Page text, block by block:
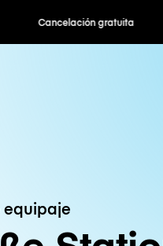
gratuita Tarifas
equipaje